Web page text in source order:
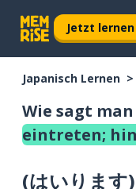
Jetzt lernen
Japanisch Lernen
Wie sagt man
eintreten;
(はいります)